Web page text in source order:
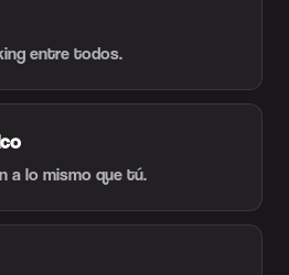
entre todos.
a lo mismo que tú.